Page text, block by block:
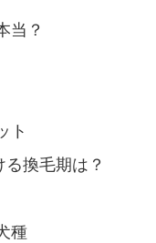
当？
ト
換毛期は？
種